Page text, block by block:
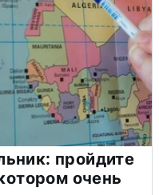
пройдите
очень